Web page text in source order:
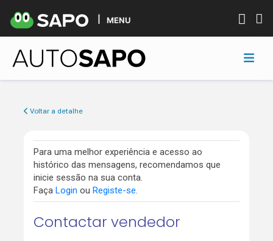
MENU
Voltar a detalhe
Para uma melhor experiência e acesso ao
histórico das mensagens, recomendamos que
inicie sessão na sua conta.
Faça Login ou Registe-se.
Contactar vendedor